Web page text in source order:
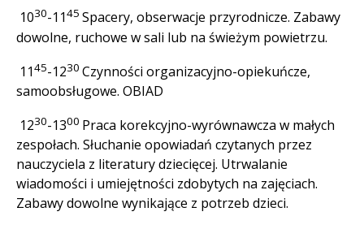
1030-1145 Spacery, obserwacje przyrodnicze. Zabawy
dowolne, ruchowe w sali lub na świeżym powietrzu.
1145-1230 Czynności organizacyjno-opiekuńcze,
samoobsługowe. OBIAD
1230-1300 Praca korekcyjno-wyrównawcza w małych
zespołach. Słuchanie opowiadań czytanych przez
nauczyciela z literatury dziecięcej. Utrwalanie
wiadomości i umiejętności zdobytych na zajęciach.
Zabawy dowolne wynikające z potrzeb dzieci.